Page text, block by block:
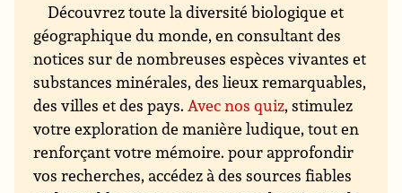
Découvrez toute la diversité biologique et
géographique du monde, en consultant des
notices sur de nombreuses espèces vivantes et
substances minérales, des lieux remarquables,
des villes et des pays.Avec nos quiz, stimulez
votre exploration de manière ludique, tout en
renforçant votre mémoire. pour approfondir
vos recherches, accédez à des sources fiables